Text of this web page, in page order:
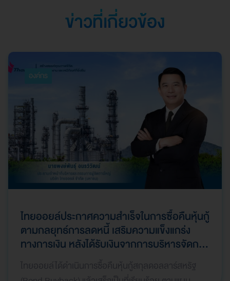
ข่าวที่เกี่ยวข้อง
องค์กร
ไทยออยล์ประกาศความสำเร็จในการซื้อคืนหุ้นกู้
ตามกลยุทธ์การลดหนี้ เสริมความแข็งแกร่ง
ทางการเงิน หลังได้รับเงินจากการบริหารจัดการ